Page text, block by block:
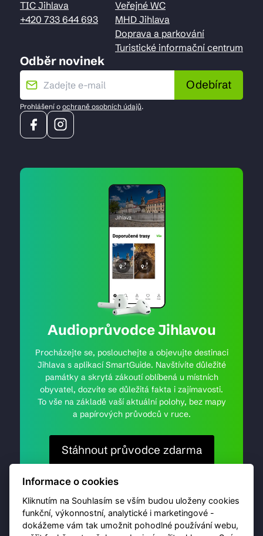
TIC Jihlava
+420 733 644 693
Veřejné WC
MHD Jihlava
Doprava a parkování
Turistické informační centrum
Odběr novinek
Odebírat
Prohlášení o ochraně osobních údajů.
Audioprůvodce Jihlavou
Procházejte se, poslouchejte a objevujte destinaci
Jihlava s aplikací SmartGuide. Navštívíte důležité
památky a skrytá zákoutí oblíbená u místních
obyvatel, dozvíte se důležitá fakta i zajímavosti.
To vše na základě vaší aktuální polohy, bez mapy
a papírových průvodců v ruce.
Stáhnout průvodce zdarma
Informace o cookies
Kliknutím na Souhlasím se vším budou uloženy cookies
funkční, výkonnostní, analytické i marketingové -
dokážeme vám tak umožnit pohodlné používání webu,